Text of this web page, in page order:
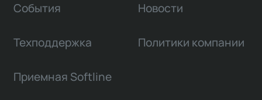
События Новости
Техподдержка Политики компании
Приемная Softline